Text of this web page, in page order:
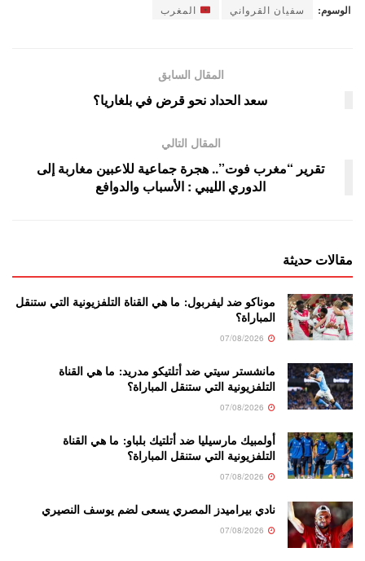
الوسوم: سفيان القرواني المغرب
المقال السابق
سعد الحداد نحو قرض في بلغاريا؟
المقال التالي
تقرير “مغرب فوت”.. هجرة جماعية للاعبين مغاربة إلى
الدوري الليبي : الأسباب والدوافع
مقالات حديثة
موناكو ضد ليفربول: ما هي القناة التلفزيونية التي ستنقل
المباراة؟
مانشستر سيتي ضد أتلتيكو مدريد: ما هي القناة
التلفزيونية التي ستنقل المباراة؟
أولمبيك مارسيليا ضد أتلتيك بلباو: ما هي القناة
التلفزيونية التي ستنقل المباراة؟
نادي بيراميدز المصري يسعى لضم يوسف النصيري